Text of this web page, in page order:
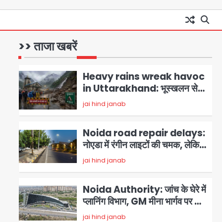
>> ताजा खबरें
1
Noida Airport Elevated
Expressway: 50 किमी लंबे
हरियाणा से सीधे जुड़ेगा नोएडा एयरपोर्ट,
6-लेन एक्सप्रेसवे
2
Heavy rains wreak havoc
in Uttarakhand: भूस्खलन से
यमुनोत्री, केदारनाथ और सिमली-
ग्वालदम हाईवे बंद, चमोली-उत्तरकाशी
के पार
jai hind janab
3
Noida road repair delays:
नोएडा में रंगीन लाइटों की चमक, लेकिन
सड़कें अभी भी उखड़ी: प्राधिकरण के
सौंदर्यीकरण बनाम आम आदमी की
jai hind janab
Noida Authority: जांच के घेरे में
प्लानिंग विभाग, GM मीना भार्गव पर उठ
रहे सवाल, कार्रवाई में देरी पर भी चर्चा
jai hind janab